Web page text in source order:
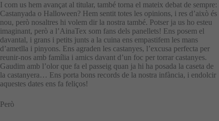
I com us hem avançat al titular, també torna el mateix debat de sempre:
Castanyada o Halloween? Hem sentit totes les opinions, i res d’això és
nou, però nosaltres hi volem dir la nostra també. Potser ja us ho esteu
imaginant, però a l’AinaTex som fans dels panellets! Ens posem el
davantal, i grans i petits junts a la cuina ens empastifem les mans
d’ametlla i pinyons. Ens agraden les castanyes, l’excusa perfecta per
reunir-nos amb família i amics davant d’un foc per torrar castanyes.
Gaudim amb l’olor que fa el passeig quan ja hi ha posada la caseta de
la castanyera… Ens porta bons records de la nostra infància, i endolcir
aquestes dates ens fa feliços!
Però